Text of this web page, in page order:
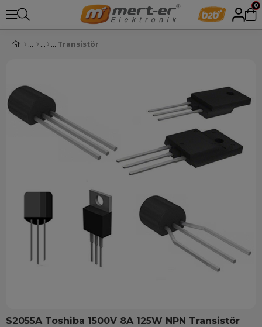
0
Transistör
S2055A Toshiba 1500V 8A 125W NPN Transistör